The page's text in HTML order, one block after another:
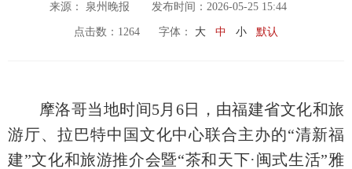
来源： 泉州晚报 发布时间：2026-05-25 15:44
点击数： 1264 字体： 大 中 小 默认
摩洛哥当地时间5月6日，由福建省文化和旅
游厅、拉巴特中国文化中心联合主办的“清新福
建”文化和旅游推介会暨“茶和天下·闽式生活”雅